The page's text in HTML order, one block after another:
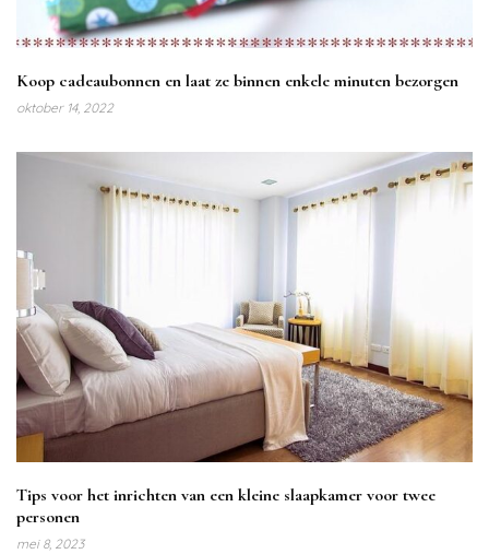
Koop cadeaubonnen en laat ze binnen enkele minuten bezorgen
oktober 14, 2022
Tips voor het inrichten van een kleine slaapkamer voor twee
personen
mei 8, 2023